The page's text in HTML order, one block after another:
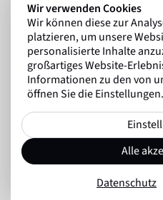
Wir verwenden Cookies
Wir können diese zur
platzieren, um unsere
personalisierte Inhalte
großartiges Website-
Informationen zu den von
öffnen Sie die Einstellungen.
Alle
Datenschutz